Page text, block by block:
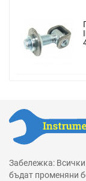
Забележка:
бъдат променяни